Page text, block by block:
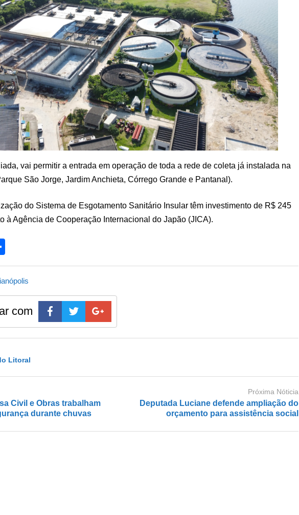
vai permitir a entrada em operação de toda a rede de coleta já instalada na
São Jorge, Jardim Anchieta, Córrego Grande e Pantanal).
do Sistema de Esgotamento Sanitário Insular têm investimento de R$ 245
à Agência de Cooperação Internacional do Japão (JICA).
h
ar
e
com
Litoral
Civil e Obras trabalham
durante chuvas
Próxima Nóticia
Deputada Luciane defende ampliação do
orçamento para assistência social